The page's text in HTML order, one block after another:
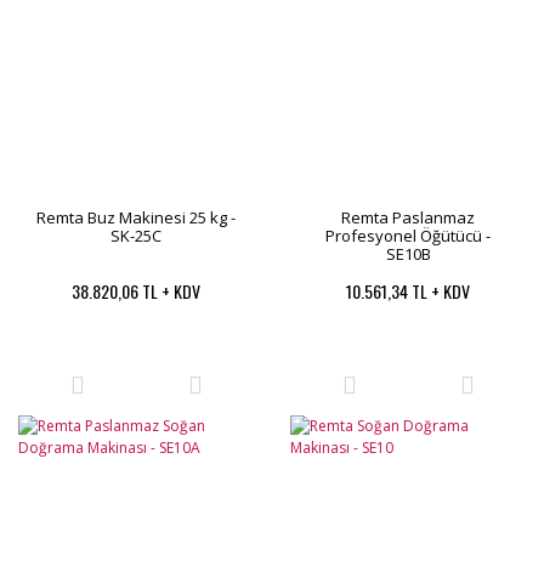
Remta Buz Makinesi 25 kg -
SK-25C
38.820,06 TL + KDV
Remta Paslanmaz
Profesyonel Öğütücü -
SE10B
10.561,34 TL + KDV